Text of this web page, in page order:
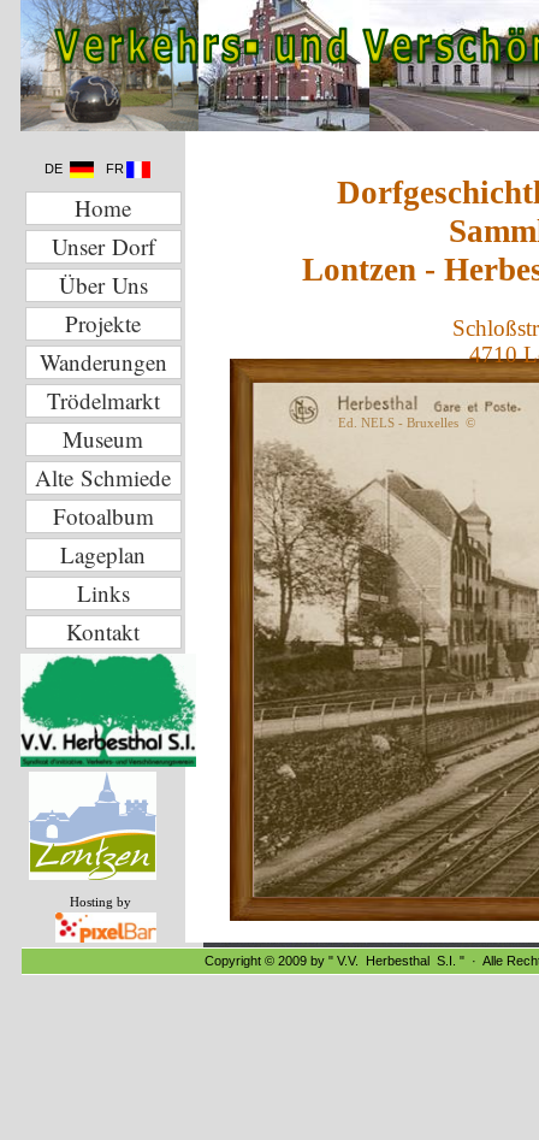
Copyright © 2009 by " V.V. Herbesthal S.I. " · Alle
DE FR
Hosting by
Home
Unser Dorf
Über Uns
Projekte
Wanderungen
Trödelmarkt
Museum
Alte Schmiede
Fotoalbum
Lageplan
Links
Kontakt
Lontzen -
4710
Ed. NELS - Bruxelles ©